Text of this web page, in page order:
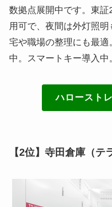
数拠点展開中です。東証
用可で、夜間は外灯照
宅や職場の整理にも最
中。スマートキー導入中
ハロースト
【2位】寺田倉庫（テ